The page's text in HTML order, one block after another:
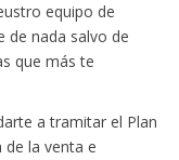
equipo de
de nada salvo de
que más te
a tramitar el Plan
de la venta e